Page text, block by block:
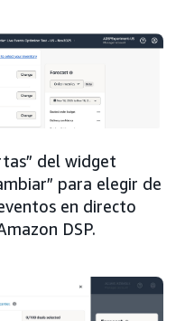
del widget
para elegir de
en directo
DSP.